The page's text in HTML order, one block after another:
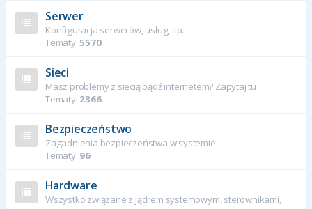
Serwer
Konfiguracja serwerów, usług, itp.
Tematy:5570
Sieci
Masz problemy z siecią bądź internetem? Zapytaj tu
Tematy: 2366
Bezpieczeństwo
Zagadnienia bezpieczeństwa w systemie
Tematy: 96
Hardware
Wszystko związane z jądrem systemowym, sterownikami,